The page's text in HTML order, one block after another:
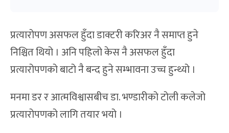
प्रत्यारोपण असफल हुँदा डाक्टरी करिअर नै समाप्त हुने
निश्चित थियो । अनि पहिलो केस नै असफल हुँदा
प्रत्यारोपणको बाटो नै बन्द हुने सम्भावना उच्च हुन्थ्यो ।
मनमा डर र आत्मविश्वासबीच डा. भण्डारीको टोली कलेजो
प्रत्यारोपणको लागि तयार भयो ।